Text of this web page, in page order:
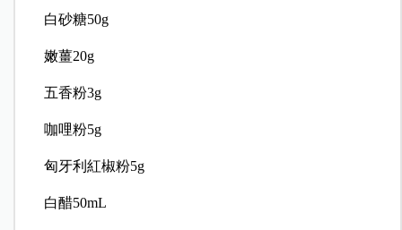
白砂糖50g
嫩薑20g
五香粉3g
咖哩粉5g
匈牙利紅椒粉5g
白醋50mL